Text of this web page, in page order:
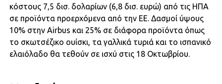
κόστους 7,5 δισ. δολαρίων (6,8 δισ. ευρώ) από τις ΗΠΑ
σε προϊόντα προερχόμενα από την ΕΕ. Δασμοί ύψους
10% στην Airbus και 25% σε διάφορα προϊόντα όπως
το σκωτσέζικο ουίσκι, τα γαλλικά τυριά και το ισπανικό
ελαιόλαδο θα τεθούν σε ισχύ στις 18 Οκτωβρίου.